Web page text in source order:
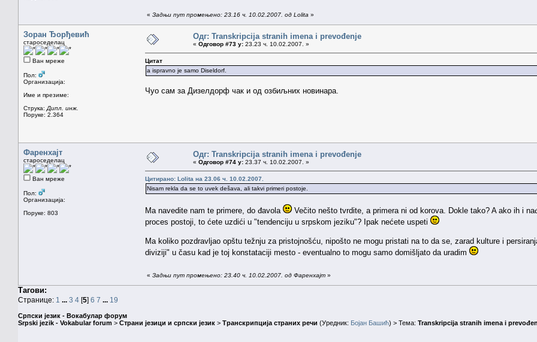
« Задњи пут промењено: 23.16 ч. 10.02.2007. од Lolita »
Зоран Ђорђевић
староседелац
Ван мреже
Пол:
Организација:
Име и презиме:
Струка: Дипл. инж.
Поруке: 2.364
Одг: Transkripcija stranih imena i prevođenje
« Одговор #73 у: 23.23 ч. 10.02.2007. »
Цитат
a ispravno je samo Diseldorf.
Чуо сам за Дизелдорф чак и од озбиљних новинара.
Фаренхајт
староседелац
Ван мреже
Пол:
Организација:
Поруке: 803
Одг: Transkripcija stranih imena i prevođenje
« Одговор #74 у: 23.37 ч. 10.02.2007. »
Цитирано: Lolita на 23.06 ч. 10.02.2007.
Nisam rekla da se to uvek dešava, ali takvi primeri postoje.
Ma navedite nam te primere, do đavola
Večito nešto tvrdite, a primera ni od korova. Dokle tako? A ako ih i
proces postoji, to ćete uzdići u "tendenciju u srpskom jeziku"? Ipak nećete uspeti
Ma koliko pozdravljao opštu težnju za pristojnošću, nipošto ne mogu pristati na to da se, zarad kulture i
diviziji" u času kad je toj konstataciji mesto - eventualno to mogu samo domišljato da uradim
« Задњи пут промењено: 23.40 ч. 10.02.2007. од Фаренхајт »
Тагови:
Странице: 1 ... 3 4 [5] 6 7 ... 19
Српски језик - Вокабулар форум
Srpski jezik - Vokabular forum > Страни језици и српски језик > Транскрипција страних речи (Уредник: Бојан Башић) > Тема: Transkripcija stranih imena i